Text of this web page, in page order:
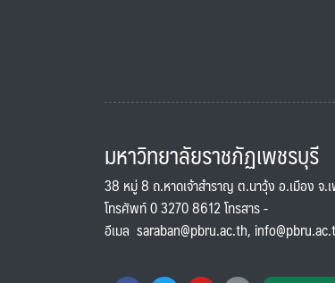
มหาวิทยาลัยราชภัฏเพชรบุรี
38 หมู่ 8 ถ.หาดเจ้าสำราญ ต.นาวุ้ง อ.เมือง จ.
โทรศัพท์ 0 3270 8612 โทรสาร -
อีเมล saraban@pbru.ac.th,